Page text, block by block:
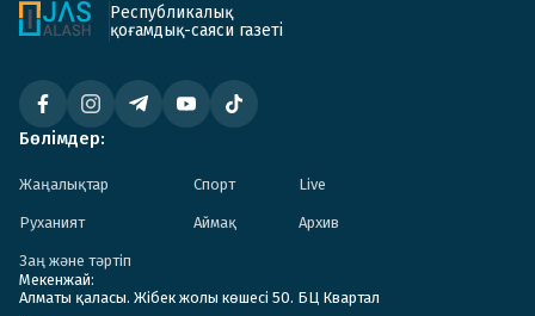
Республикалық
қоғамдық-саяси газеті
Бөлімдер:
Жаңалықтар Спорт Live
Руханият Аймақ Архив
Заң және тәртіп
Мекенжай:
Алматы қаласы. Жібек жолы көшесі 50. БЦ Квартал